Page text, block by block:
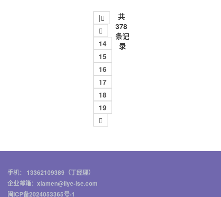
|

14
15
16
17
18
19

共
378
条记
录
手机： 13362109389（丁经理）
企业邮箱：xiamen@liye-ise.com
闽ICP备2024053365号-1